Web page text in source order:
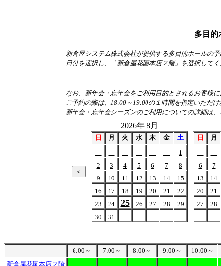
多目的
新倉屋システム株式会社が提供する多目的ホールの
日付を選択し、「新倉屋花園本店２階」を選択して
なお、新年会・忘年会をご利用目的とされるお客様
ご予約の際は、18:00～19:00の１時間を指定いただ
新年会・忘年会シーズンのご利用についての詳細は
2026年 8月
日 月 火 水 木 金
土
1
2
3 4 5 6 7
8
9
10 11 12 13 14
15
16
17 18 19 20 21
22
23
24 25 26 27 28
29
30
31
日 月
6
7
13
14
20
21
27
28
6:00～ 7:00～ 8:00～ 9:00～
10:00～
新倉屋花園本店２階